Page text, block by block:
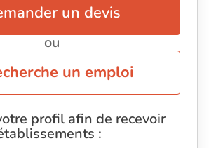
un devis
ou
un emploi
profil afin de recevoir
: